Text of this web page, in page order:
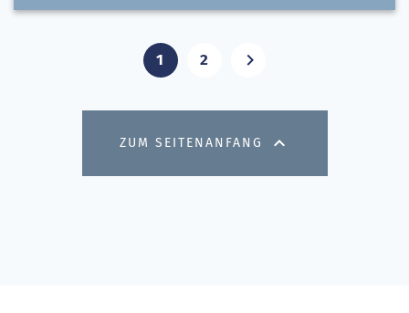
1 2 
ZUM SEITENANFANG 